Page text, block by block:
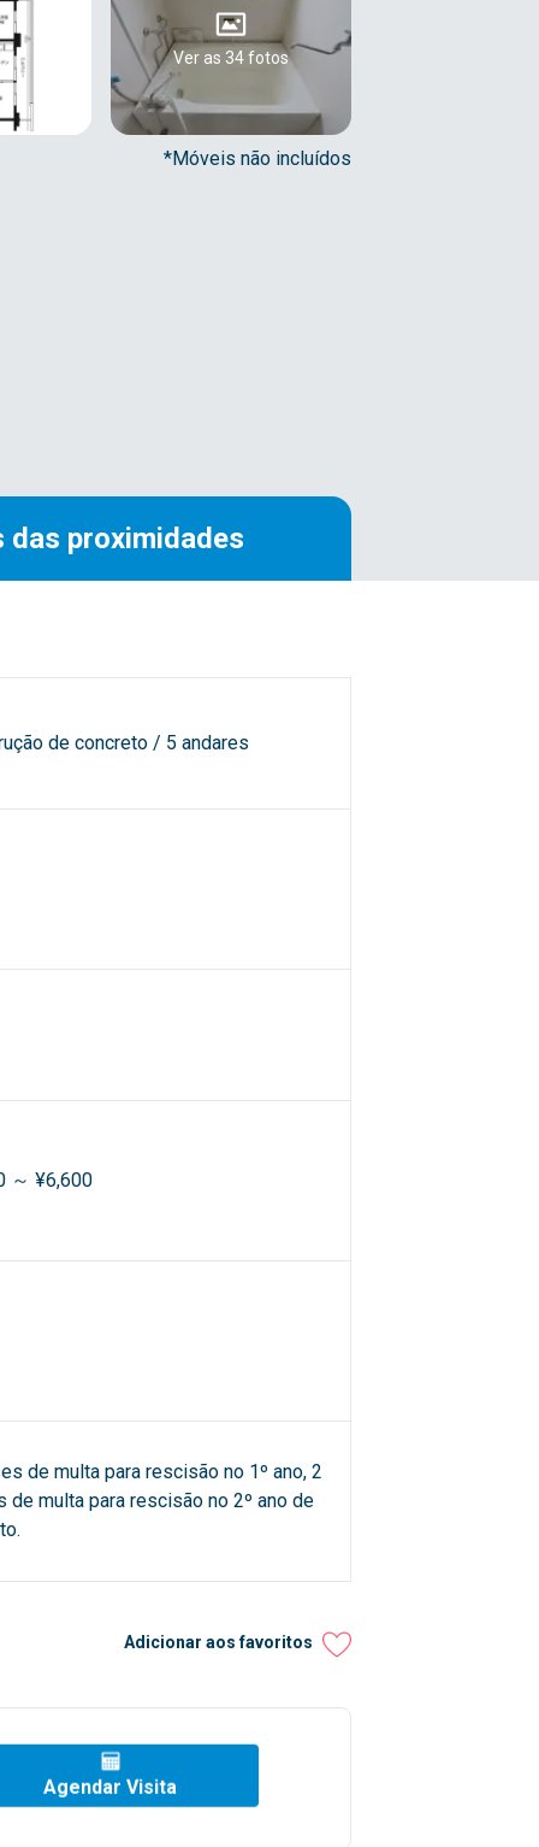
Ver as 34 fotos
*Móveis não incluídos
proximidades
de concreto / 5 andares
～ ¥6,600
de multa para rescisão no 1º ano, 2
de multa para rescisão no 2º ano de
Adicionar aos favoritos
Agendar Visita